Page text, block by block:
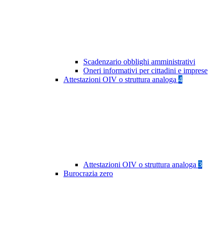
Scadenzario obblighi amministrativi
Oneri informativi per cittadini e imprese
Attestazioni OIV o struttura analoga 4
Attestazioni OIV o struttura analoga 3
Burocrazia zero